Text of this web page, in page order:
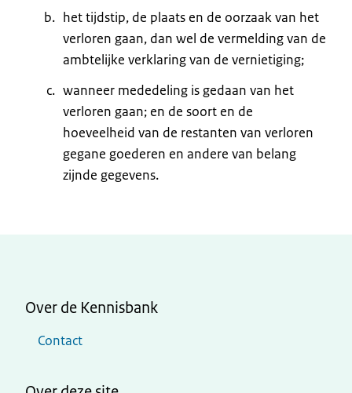
het tijdstip, de plaats en de oorzaak van het
verloren gaan, dan wel de vermelding van de
ambtelijke verklaring van de vernietiging;
wanneer mededeling is gedaan van het
verloren gaan; en de soort en de
hoeveelheid van de restanten van verloren
gegane goederen en andere van belang
zijnde gegevens.
Over de Kennisbank
Contact